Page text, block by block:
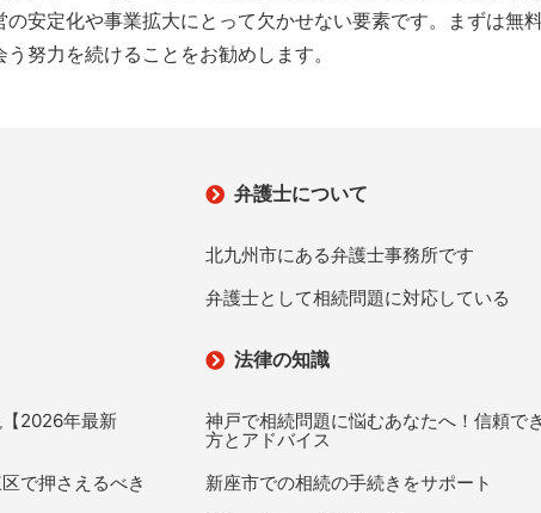
安定化や事業拡大にとって欠かせない要素です。まずは無
努力を続けることをお勧めします。
弁護士について
北九州市にある弁護士事務所です
弁護士として相続問題に対応している
2026年最新
で押さえるべき
法律の知識
神戸で相続問題に悩むあなたへ！信頼で
方とアドバイス
新座市での相続の手続きをサポート